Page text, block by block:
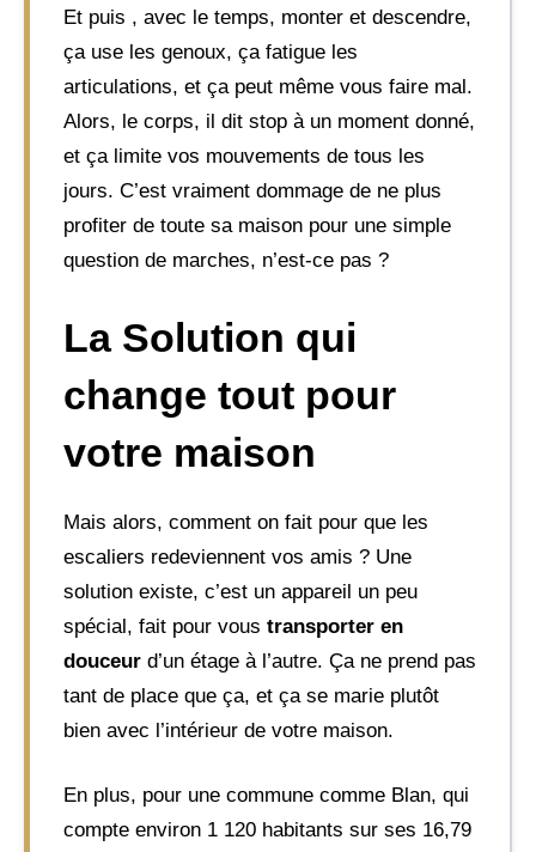
Et puis , avec le temps, monter et descendre,
ça use les genoux, ça fatigue les
articulations, et ça peut même vous faire mal.
Alors, le corps, il dit stop à un moment donné,
et ça limite vos mouvements de tous les
jours. C’est vraiment dommage de ne plus
profiter de toute sa maison pour une simple
question de marches, n’est-ce pas ?
La Solution qui
change tout pour
votre maison
Mais alors, comment on fait pour que les
escaliers redeviennent vos amis ? Une
solution existe, c’est un appareil un peu
spécial, fait pour vous transporter en
douceur d’un étage à l’autre. Ça ne prend pas
tant de place que ça, et ça se marie plutôt
bien avec l’intérieur de votre maison.
En plus, pour une commune comme Blan, qui
compte environ 1 120 habitants sur ses 16,79